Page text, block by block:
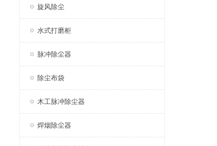
旋风除尘
水式打磨柜
脉冲除尘器
除尘布袋
木工脉冲除尘器
焊烟除尘器